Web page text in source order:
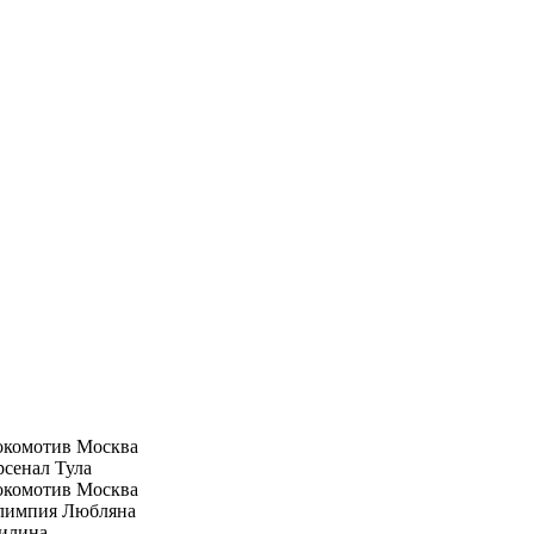
Москва
Тула
Москва
Любляна